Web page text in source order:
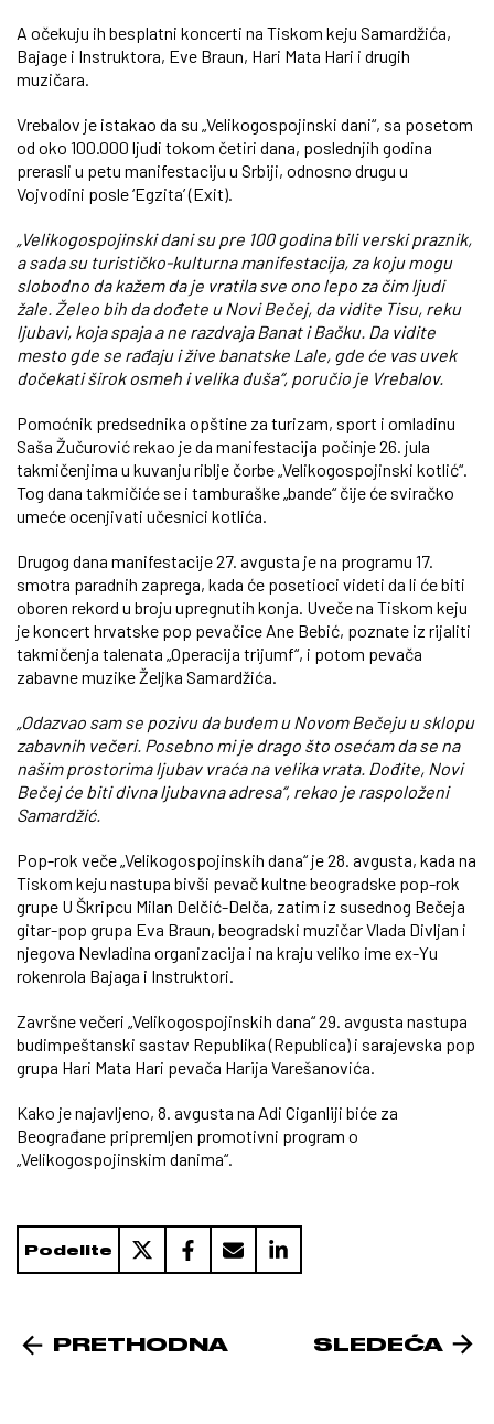
A očekuju ih besplatni koncerti na Tiskom keju Samardžića,
Bajage i Instruktora, Eve Braun, Hari Mata Hari i drugih
muzičara.
Vrebalov je istakao da su „Velikogospojinski dani“, sa posetom
od oko 100.000 ljudi tokom četiri dana, poslednjih godina
prerasli u petu manifestaciju u Srbiji, odnosno drugu u
Vojvodini posle ‘Egzita’ (Exit).
„Velikogospojinski dani su pre 100 godina bili verski praznik,
a sada su turističko-kulturna manifestacija, za koju mogu
slobodno da kažem da je vratila sve ono lepo za čim ljudi
žale. Želeo bih da dođete u Novi Bečej, da vidite Tisu, reku
ljubavi, koja spaja a ne razdvaja Banat i Bačku. Da vidite
mesto gde se rađaju i žive banatske Lale, gde će vas uvek
dočekati širok osmeh i velika duša“, poručio je Vrebalov.
Pomoćnik predsednika opštine za turizam, sport i omladinu
Saša Žučurović rekao je da manifestacija počinje 26. jula
takmičenjima u kuvanju riblje čorbe „Velikogospojinski kotlić“.
Tog dana takmičiće se i tamburaške „bande“ čije će sviračko
umeće ocenjivati učesnici kotlića.
Drugog dana manifestacije 27. avgusta je na programu 17.
smotra paradnih zaprega, kada će posetioci videti da li će biti
oboren rekord u broju upregnutih konja. Uveče na Tiskom keju
je koncert hrvatske pop pevačice Ane Bebić, poznate iz rijaliti
takmičenja talenata „Operacija trijumf“, i potom pevača
zabavne muzike Željka Samardžića.
„Odazvao sam se pozivu da budem u Novom Bečeju u sklopu
zabavnih večeri. Posebno mi je drago što osećam da se na
našim prostorima ljubav vraća na velika vrata. Dođite, Novi
Bečej će biti divna ljubavna adresa“, rekao je raspoloženi
Samardžić.
Pop-rok veče „Velikogospojinskih dana“ je 28. avgusta, kada na
Tiskom keju nastupa bivši pevač kultne beogradske pop-rok
grupe U Škripcu Milan Delčić-Delča, zatim iz susednog Bečeja
gitar-pop grupa Eva Braun, beogradski muzičar Vlada Divljan i
njegova Nevladina organizacija i na kraju veliko ime ex-Yu
rokenrola Bajaga i Instruktori.
Završne večeri „Velikogospojinskih dana“ 29. avgusta nastupa
budimpeštanski sastav Republika (Republica) i sarajevska pop
grupa Hari Mata Hari pevača Harija Varešanovića.
Kako je najavljeno, 8. avgusta na Adi Ciganliji biće za
Beograđane pripremljen promotivni program o
„Velikogospojinskim danima“.
Podelite
PRETHODNA SLEDEĆA